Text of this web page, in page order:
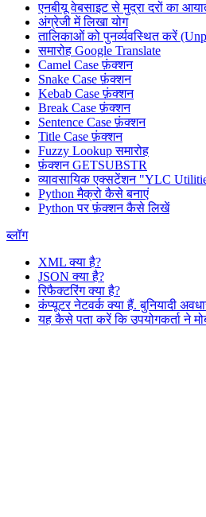
एनबीयू वेबसाइट से मुद्रा दरों का
अंग्रेजी में लिखा योग
तालिकाओं को पुनर्व्यवस्थित करें
समारोह Google Translate
Camel Case फ़ंक्शन
Snake Case फ़ंक्शन
Kebab Case फ़ंक्शन
Break Case फ़ंक्शन
Sentence Case फ़ंक्शन
Title Case फ़ंक्शन
Fuzzy Lookupसमारोह
फ़ंक्शन GETSUBSTR
व्यावसायिक एक्सटेंशन "YLC
Python मैक्रो कैसे बनाएं
Python पर फ़ंक्शन कैसे लिखें
ब्लॉग
XML क्या है?
JSON क्या है?
रिफैक्टरिंग क्या है?
कंप्यूटर नेटवर्क क्या हैं. बुनियादी
यह कैसे पता करें कि उपयोगकर्ता ने